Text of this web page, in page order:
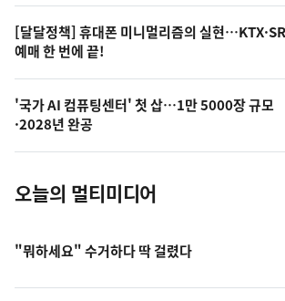
오
늘
의
사
진
[달달정책] 휴대폰 미니멀리즘의 실현
예매 한 번에 끝!
'국가 AI 컴퓨팅센터' 첫 삽…1만 5000장 규모
·2028년 완공
오늘의 멀티미디어
"뭐하세요" 수거하다 딱 걸렸다